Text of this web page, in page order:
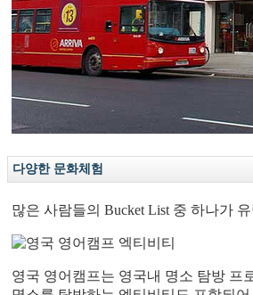
다양한 문화체험
많은 사람들의 Bucket List 중 하나가
영국 영어캠프는 영국내 명소 탐방 프